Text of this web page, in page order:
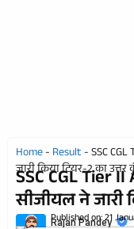
Home- Result-SSC
जारी किया टियर-2 का उत्तर
SSC CGL Tier
सीजीयल ने जारी
Rajan Pandey
Published on:21